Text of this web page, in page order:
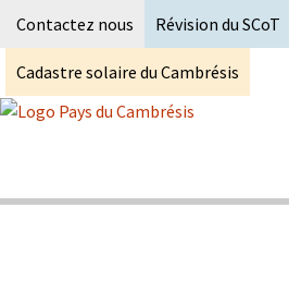
Contactez nous Révision du SCoT
Cadastre solaire du Cambrésis